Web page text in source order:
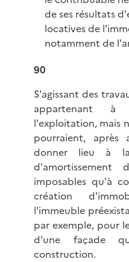
de ses résultats
locatives de
notamment de
90
S'agissant des
appartenant à
l'exploitation, mais
pourraient,
donner lieu à la
d'amortissement
imposables qu'à
création
l'immeuble
par exemple, pour
d'une façade
construction.